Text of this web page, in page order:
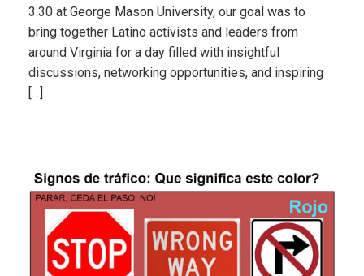
3:30 at George Mason University, our goal was to
bring together Latino activists and leaders from
around Virginia for a day filled with insightful
discussions, networking opportunities, and inspiring
[…]